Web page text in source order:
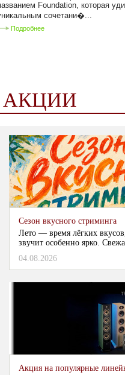
Foundation, которая
сочетани�...
Подробнее
АКЦИИ
Сезон вкусного стриминга
Лето — время лёгких
звучит особенно ярко.
04.08.2026
Акция на популярные